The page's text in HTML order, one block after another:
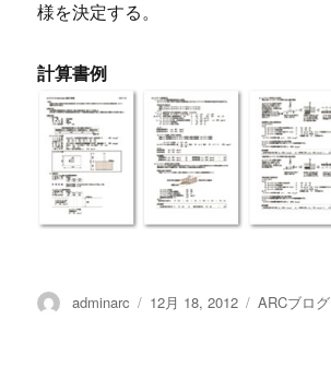
様を決定する。
計算書例
投
adminarc
投
12月 18, 2012
カ
ARCブログ